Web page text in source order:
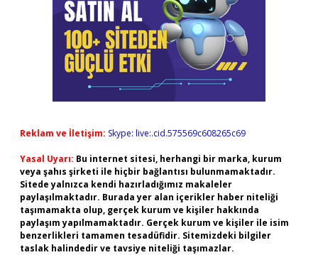
Reklam ve İletişim: Skype: live:.cid.575569c608265c69
Yasal Uyarı: Bu internet sitesi, herhangi bir marka, kurum
veya şahıs şirketi ile hiçbir bağlantısı bulunmamaktadır.
Sitede yalnızca kendi hazırladığımız makaleler
paylaşılmaktadır. Burada yer alan içerikler haber niteliği
taşımamakta olup, gerçek kurum ve kişiler hakkında
paylaşım yapılmamaktadır. Gerçek kurum ve kişiler ile isim
benzerlikleri tamamen tesadüfidir. Sitemizdeki bilgiler
taslak halindedir ve tavsiye niteliği taşımazlar.